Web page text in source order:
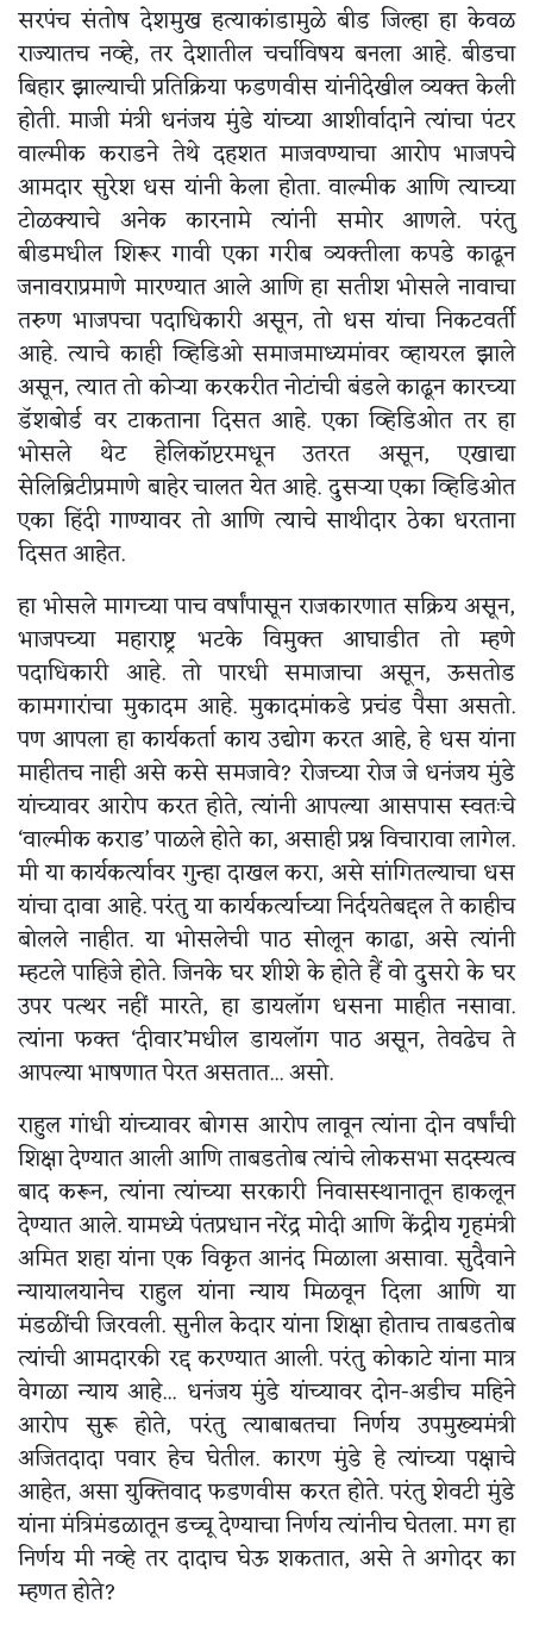
सरपंच संतोष देशमुख हत्याकांडामुळे बीड जिल्हा हा केवळ
राज्यातच नव्हे, तर देशातील चर्चाविषय बनला आहे. बीडचा
बिहार झाल्याची प्रतिक्रिया फडणवीस यांनीदेखील व्यक्त केली
होती. माजी मंत्री धनंजय मुंडे यांच्या आशीर्वादाने त्यांचा पंटर
वाल्मीक कराडने तेथे दहशत माजवण्याचा आरोप भाजपचे
आमदार सुरेश धस यांनी केला होता. वाल्मीक आणि त्याच्या
टोळक्याचे अनेक कारनामे त्यांनी समोर आणले. परंतु
बीडमधील शिरूर गावी एका गरीब व्यक्तीला कपडे काढून
जनावराप्रमाणे मारण्यात आले आणि हा सतीश भोसले नावाचा
तरुण भाजपचा पदाधिकारी असून, तो धस यांचा निकटवर्ती
आहे. त्याचे काही व्हिडिओ समाजमाध्यमांवर व्हायरल झाले
असून, त्यात तो कोऱ्या करकरीत नोटांची बंडले काढून कारच्या
डॅशबोर्ड वर टाकताना दिसत आहे. एका व्हिडिओत तर हा
भोसले थेट हेलिकॉप्टरमधून उतरत असून, एखाद्या
सेलिब्रिटीप्रमाणे बाहेर चालत येत आहे. दुसऱ्या एका व्हिडिओत
एका हिंदी गाण्यावर तो आणि त्याचे साथीदार ठेका धरताना
दिसत आहेत.
हा भोसले मागच्या पाच वर्षांपासून राजकारणात सक्रिय असून,
भाजपच्या महाराष्ट्र भटके विमुक्त आघाडीत तो म्हणे
पदाधिकारी आहे. तो पारधी समाजाचा असून, ऊसतोड
कामगारांचा मुकादम आहे. मुकादमांकडे प्रचंड पैसा असतो.
पण आपला हा कार्यकर्ता काय उद्योग करत आहे, हे धस यांना
माहीतच नाही असे कसे समजावे? रोजच्या रोज जे धनंजय मुंडे
यांच्यावर आरोप करत होते, त्यांनी आपल्या आसपास स्वतःचे
‘वाल्मीक कराड’ पाळले होते का, असाही प्रश्न विचारावा लागेल.
मी या कार्यकर्त्यावर गुन्हा दाखल करा, असे सांगितल्याचा धस
यांचा दावा आहे. परंतु या कार्यकर्त्याच्या निर्दयतेबद्दल ते काहीच
बोलले नाहीत. या भोसलेची पाठ सोलून काढा, असे त्यांनी
म्हटले पाहिजे होते. जिनके घर शीशे के होते हैं वो दुसरो के घर
उपर पत्थर नहीं मारते, हा डायलॉग धसना माहीत नसावा.
त्यांना फक्त ‘दीवार’मधील डायलॉग पाठ असून, तेवढेच ते
आपल्या भाषणात पेरत असतात... असो.
राहुल गांधी यांच्यावर बोगस आरोप लावून त्यांना दोन वर्षांची
शिक्षा देण्यात आली आणि ताबडतोब त्यांचे लोकसभा सदस्यत्व
बाद करून, त्यांना त्यांच्या सरकारी निवासस्थानातून हाकलून
देण्यात आले. यामध्ये पंतप्रधान नरेंद्र मोदी आणि केंद्रीय गृहमंत्री
अमित शहा यांना एक विकृत आनंद मिळाला असावा. सुदैवाने
न्यायालयानेच राहुल यांना न्याय मिळवून दिला आणि या
मंडळींची जिरवली. सुनील केदार यांना शिक्षा होताच ताबडतोब
त्यांची आमदारकी रद्द करण्यात आली. परंतु कोकाटे यांना मात्र
वेगळा न्याय आहे... धनंजय मुंडे यांच्यावर दोन-अडीच महिने
आरोप सुरू होते, परंतु त्याबाबतचा निर्णय उपमुख्यमंत्री
अजितदादा पवार हेच घेतील. कारण मुंडे हे त्यांच्या पक्षाचे
आहेत, असा युक्तिवाद फडणवीस करत होते. परंतु शेवटी मुंडे
यांना मंत्रिमंडळातून डच्चू देण्याचा निर्णय त्यांनीच घेतला. मग हा
निर्णय मी नव्हे तर दादाच घेऊ शकतात, असे ते अगोदर का
म्हणत होते?